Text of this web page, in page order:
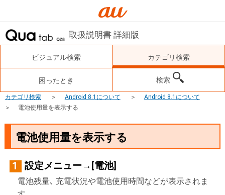
取扱説明書 詳細版
ビジュアル検索 カテゴリ検索
困ったとき 検索
カテゴリ検索 Android 8.1について
Android 8.1について
電池使用量を表示する
電池使用量を表示する
1 設定メニュー→[電池]
電池残量､ 充電状況や電池使用時間などが表示されま